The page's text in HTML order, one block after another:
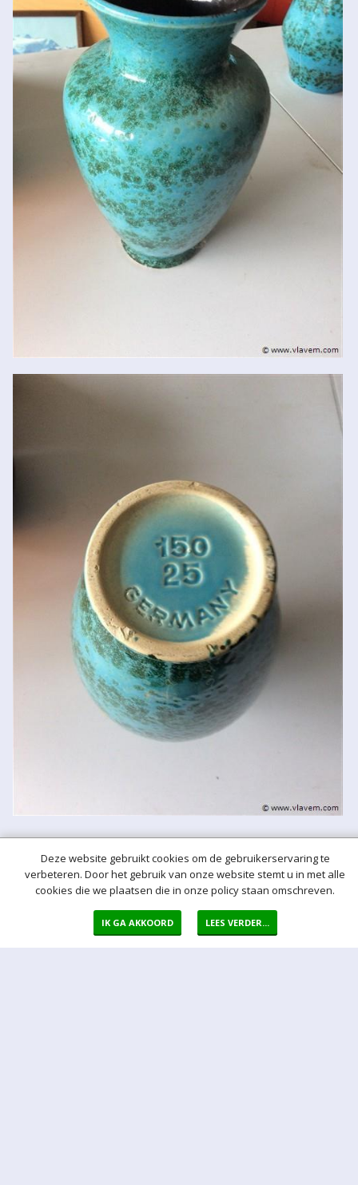
Meer hulp bij het bieden
Normaal bod
Bij een bod doet u een bieding in de vorm van een bepaald vast
bedrag per kavel
Auto bod (proxy bod)
Deze website gebruikt cookies om de gebruikerservaring te
verbeteren. Door het gebruik van onze website stemt u in met alle
cookies die we plaatsen die in onze policy staan omschreven.
IK GA AKKOORD LEES VERDER...